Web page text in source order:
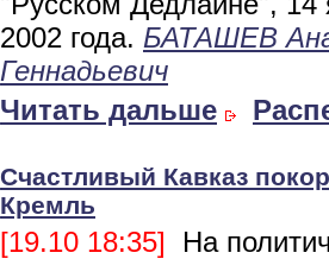
2002 года. БАТАШЕВ
Геннадьевич
Читать дальше
Счастливый Кавказ
Кремль
[19.10 18:35] На